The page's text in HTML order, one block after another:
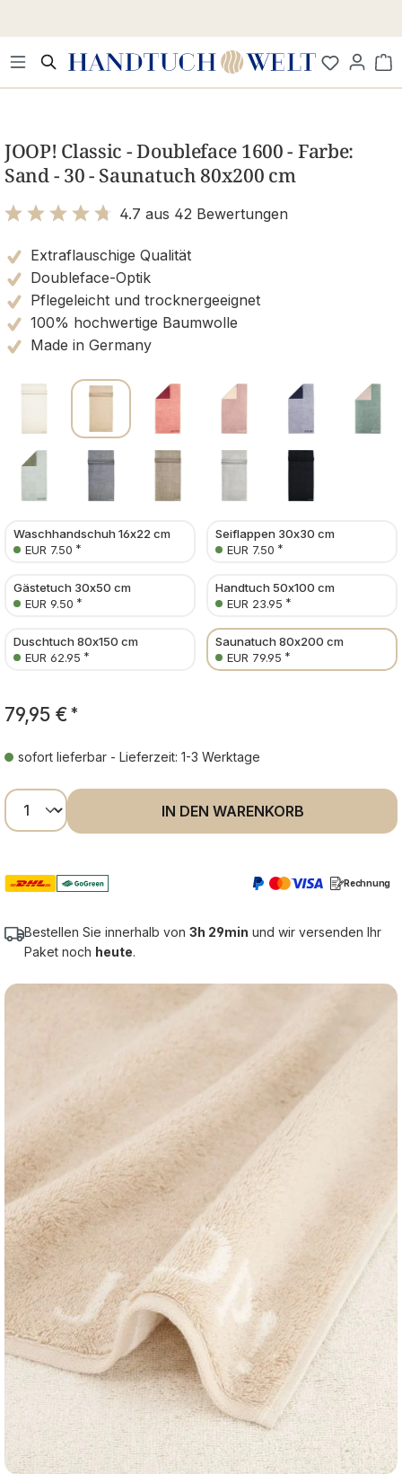
JOOP! Classic - Doubleface 1600 - Farbe:
Sand - 30 - Saunatuch 80x200 cm
4.7 aus 42 Bewertungen
Extraflauschige Qualität
Doubleface-Optik
Pflegeleicht und trocknergeeignet
100% hochwertige Baumwolle
Made in Germany
Waschhandschuh 16x22 cm
EUR 7.50 *
Seiflappen 30x30 cm
EUR 7.50 *
Gästetuch 30x50 cm
EUR 9.50 *
Handtuch 50x100 cm
EUR 23.95 *
Duschtuch 80x150 cm
EUR 62.95 *
Saunatuch 80x200 cm
EUR 79.95 *
79,95 € *
sofort lieferbar - Lieferzeit: 1-3 Werktage
Produkt Anzahl: Gib den gewünschten
IN DEN WARENKORB
Rechnung
Bestellen Sie innerhalb von 3h 29min und wir versenden Ihr
Paket noch heute.